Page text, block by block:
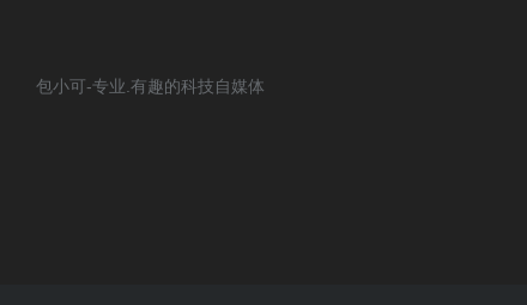
包小可-专业.有趣的科技自媒体